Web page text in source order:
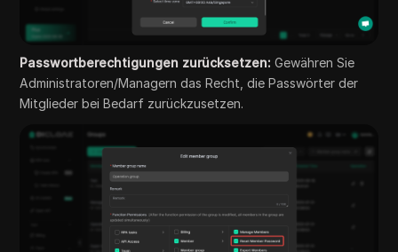
Passwortberechtigungen zurücksetzen: Gewähren Sie
Administratoren/Managern das Recht, die Passwörter der
Mitglieder bei Bedarf zurückzusetzen.